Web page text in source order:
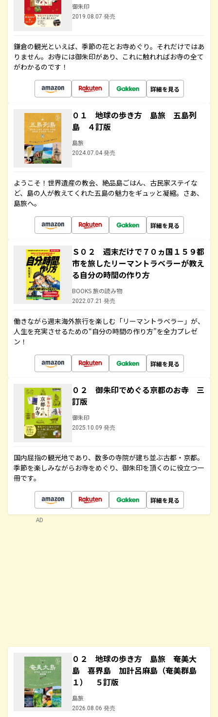
御朱印
2019.08.07 発売
鎌倉の観光といえば、季節の花とお寺めぐり。それだけではあ
りません。お寺には御朱印があり、これに触れればお寺の全て
がわかるのです！
詳細を見る
０１ 地球の歩き方 島旅 五島列
島 ４訂版
島旅
2024.07.04 発売
ようこそ！世界遺産の教会、絶品島ごはん、古民家ステイな
ど、島の人が教えてくれた五島の魅力をギュッと凝縮。さあ、
島旅へ。
詳細を見る
Ｓ０２ 週末だけで７０ヵ国１５９都
市を旅したリーマントラベラーが教え
る自分の時間の作り方
BOOKS 旅の読み物
2022.07.21 発売
働きながら週末海外旅行を楽しむ「リーマントラベラー」が、
人生を充実させるための“自分の時間の作り方”を全力プレゼ
ン！
詳細を見る
０２ 御朱印でめぐる京都のお寺 三
訂版
御朱印
2025.10.09 発売
国内屈指の観光地であり、数多の寺院が建ち並ぶ古都・京都。
季節を楽しみながらお寺をめぐり、御朱印を頂くのに役立つ一
冊です。
詳細を見る
０２ 地球の歩き方 島旅 奄美大
島 喜界島 加計呂麻島（奄美群島
１） ５訂版
島旅
2026.08.06 発売
AD